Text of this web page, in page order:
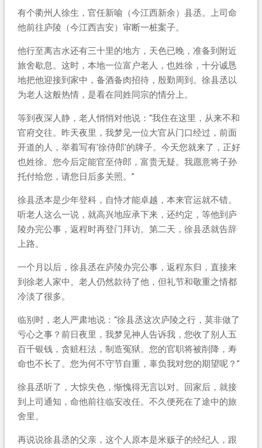
有个衢州人徐生，官任新喻（今江西新余）县丞。上司命
他前往庐陵（今江西吉安）审断一桩案子。
他行至离吉水还有三十里的地方，天色已晚，准备到附近
旅舍歇息。这时，本地一位富户老人，也姓徐，十分诚恳
地把他迎接到家中，备酒备肉招待，殷勤周到。徐县丞以
为老人这般热情，是看在同姓同宗的情分上。
等到夜深人静，老人悄悄对他说：“我住在这里，从来不和
官府交往。昨天夜里，我梦见一位大官从门口经过，前面
开道的人，举着写有‘徐侍郎’的牌子。今天您就来了，正好
也姓徐。您今后定能官至侍郎，富贵无疑。我愿意将子孙
托付给您，请您日后多关照。”
徐县丞本是少年登科，自恃才能卓越，本来官运就不错。
听老人这么一说，就高兴地应承下来，还约定，等他到庐
陵办完公事，返程时再登门拜访。第二天，徐县丞就告辞
上路。
一个月以后，徐县丞在庐陵办完公事，返程东归，直接来
到徐老人家中。老人仍然款待了他，但礼节和敬重之情都
冷淡了很多。
临别时，老人严肃地说：“徐县丞这次庐陵之行，莫非做了
亏心之事？前日夜里，我梦见神人告诉我，您收了别人五
百千银钱，贪赃枉法，制造冤狱。您的官职将被削降，寿
命也不长了。您为何不守节自重，辜负我对您的期望呢？”
徐县丞听了，大惊失色，惭愧得无言以对。回家后，就接
到上司通知，命他前往临安改任。不久便死在了途中的旅
舍里。
再说说徐县丞的父亲，这个人原本是米贩子的经纪人，跟